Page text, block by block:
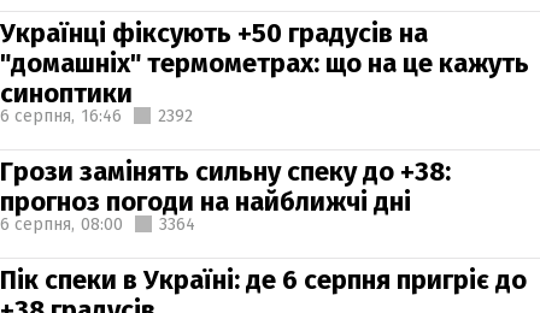
Українці фіксують +50 градусів на
"домашніх" термометрах: що на це кажуть
синоптики
6 серпня, 16:46 2392
Грози замінять сильну спеку до +38:
прогноз погоди на найближчі дні
6 серпня, 08:00 3364
Пік спеки в Україні: де 6 серпня пригріє до